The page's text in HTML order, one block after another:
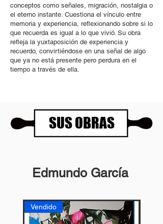
conceptos como señales, migración, nostalgia o
el eterno instante. Cuestiona el vínculo entre
memoria y experiencia, reflexionando sobre si lo
que recuerda es igual a lo que vivió. Su obra
refleja la yuxtaposición de experiencia y
recuerdo, convirtiéndose en una señal de algo
que ya no está presente pero perdura en el
tiempo a través de ella.
SUS OBRAS
Edmundo García
Vendido